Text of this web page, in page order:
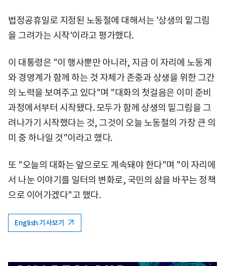
법정공휴일로 지정된 노동절에 대해서는 '상생의 밑그림
을 그려가는 시작'이라고 평가했다.
이 대통령은 "이 행사뿐만 아니라, 지금 이 자리에 노동계
와 경영계가 함께 하는 것 자체가 존중과 상생을 위한 그간
의 노력을 보여주고 있다"며 "대화의 첫걸음은 이미 준비
과정에서부터 시작됐다. 모두가 함께 상생의 밑그림을 그
려나가기 시작했다는 것, 그것이 오늘 노동절의 가장 큰 의
미 중 하나일 것"이라고 했다.
또 "오늘의 대화는 앞으로도 계속돼야 한다"며 "이 자리에
서 나눈 이야기를 일터의 변화로, 국민의 삶을 바꾸는 정책
으로 이어가겠다"고 했다.
English 기사보기